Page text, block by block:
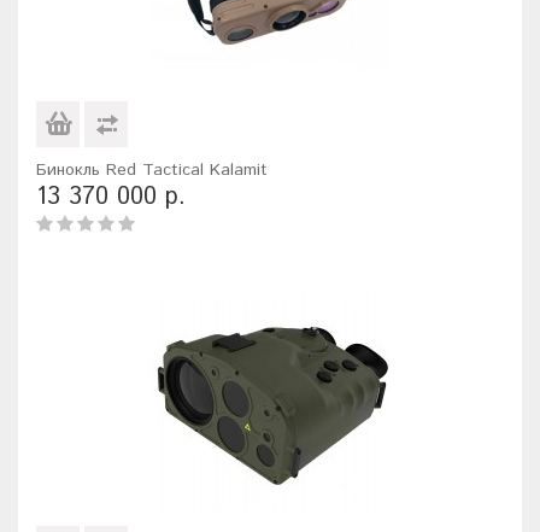
Бинокль Red Tactical Kalamit
13 370 000 р.